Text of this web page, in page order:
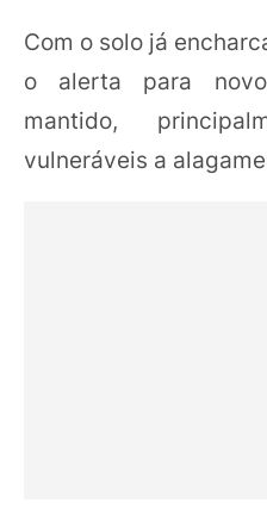
Com o solo já
o alerta para
mantido,
vulneráveis a